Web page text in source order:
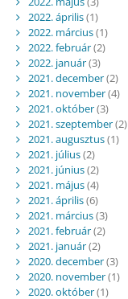
2022. április(1)
2022. március(1)
2022. február(2)
2022. január(3)
2021. december(2)
2021. november(4)
2021. október(3)
2021. szeptember(2)
2021. augusztus(1)
2021. július(2)
2021. június(2)
2021. május(4)
2021. április(6)
2021. március(3)
2021. február(2)
2021. január(2)
2020. december(3)
2020. november(1)
2020. október(1)